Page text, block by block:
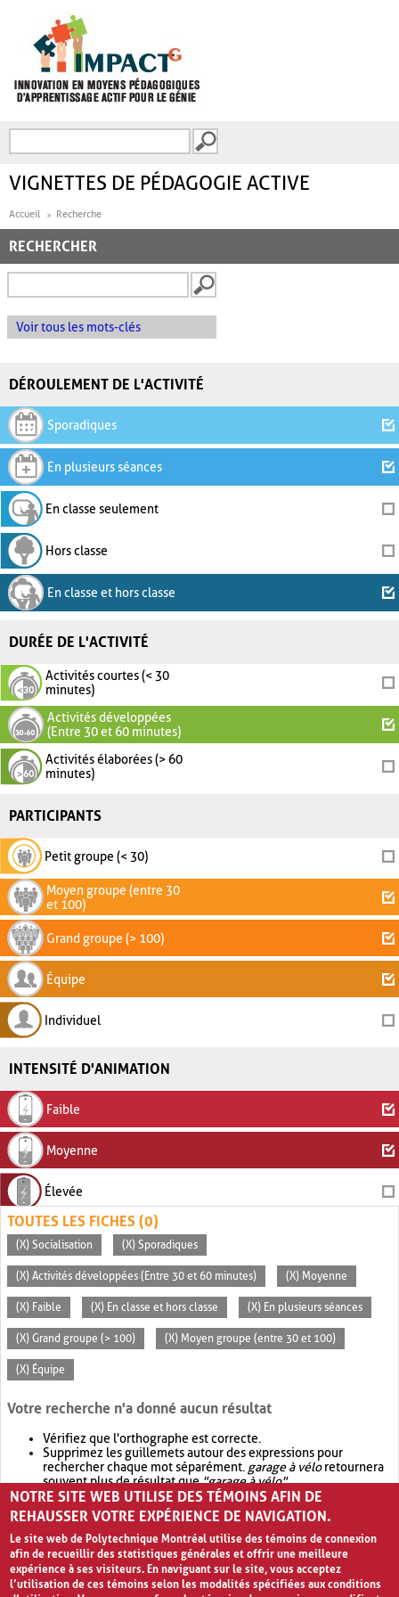
FORMULAIRE DE
VIGNETTES DE PÉDAGOGIE ACTIVE
Accueil Recherche
RECHERCHER
Voir tous les mots-clés
DÉROULEMENT DE L'ACTIVITÉ
Sporadiques
En plusieurs séances
En classe seulement
Hors classe
En classe et hors classe
DURÉE DE L'ACTIVITÉ
Activités courtes (< 30
minutes)
Activités développées
(Entre 30 et 60 minutes)
Activités élaborées (> 60
minutes)
PARTICIPANTS
Petit groupe (< 30)
Moyen groupe (entre 30
et 100)
Grand groupe (> 100)
Équipe
Individuel
INTENSITÉ D'ANIMATION
Faible
Moyenne
Élevée
TOUTES LES FICHES (0)
(X) Socialisation (X) Sporadiques
(X) Activités développées (Entre 30 et 60 minutes) (X) Moyenne
(X) Faible (X) En classe et hors classe (X) En plusieurs séances
(X) Grand groupe (> 100) (X) Moyen groupe (entre 30 et 100)
(X) Équipe
Votre recherche n'a donné aucun résultat
Vérifiez que l'orthographe est correcte.
Supprimez les guillemets autour des expressions pour
rechercher chaque mot séparément. garage à véloretournera
souvent plus de résultat que"garage à vélo".
Envisagez d'élargir votre recherche avec OR.garage OR vélo
retournera souvent plus de résultat quegarage à vélo
NOTRE SITE WEB UTILISE DES TÉMOINS AFIN DE
REHAUSSER VOTRE EXPÉRIENCE DE NAVIGATION.
Le site web de Polytechnique Montréal utilise des témoins de connexion
afin de recueillir des statistiques générales et offrir une meilleure
expérience à ses visiteurs. En naviguant sur le site, vous acceptez
l’utilisation de ces témoins selon les modalités spécifiées aux conditions